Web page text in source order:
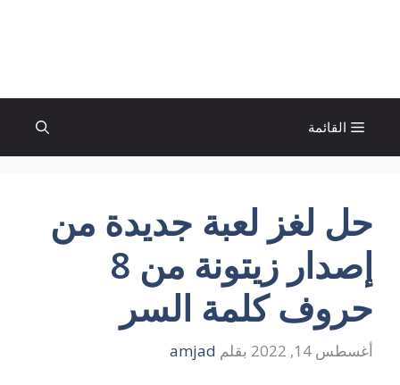
القائمة
حل لغز لعبة جديدة من
إصدار زيتونة من 8
حروف كلمة السر
أغسطس 14, 2022 بقلم amjad